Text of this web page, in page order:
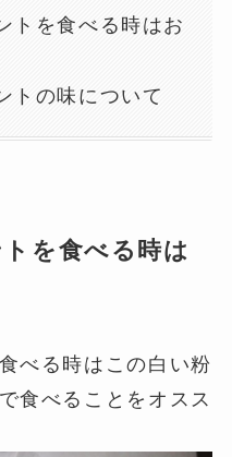
トを食べる時はお
トの味について
を食べる時は
べる時はこの白い粉
食べることをオスス